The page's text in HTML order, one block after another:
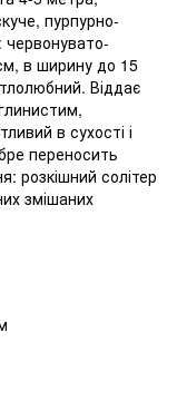
пурпурно-
червонувато-
в ширину до 15
Віддає
в сухості і
переносить
розкішний солітер
змішаних